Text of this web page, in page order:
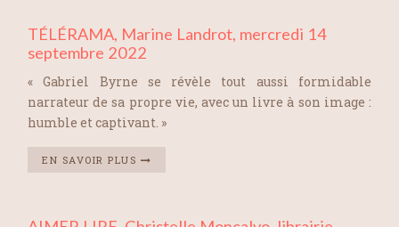
TÉLÉRAMA, Marine Landrot, mercredi 14
septembre 2022
« Gabriel Byrne se révèle tout aussi formidable
narrateur de sa propre vie, avec un livre à son image :
humble et captivant. »
EN SAVOIR PLUS